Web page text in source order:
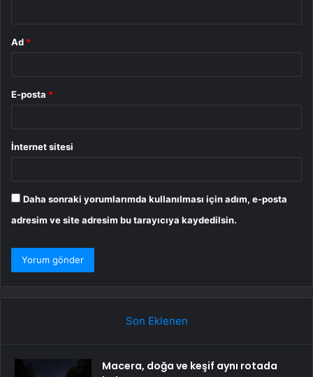
Ad *
E-posta *
İnternet sitesi
Daha sonraki yorumlarımda kullanılması için adım, e-posta
adresim ve site adresim bu tarayıcıya kaydedilsin.
Son Eklenen
Macera, doğa ve keşif aynı rotada